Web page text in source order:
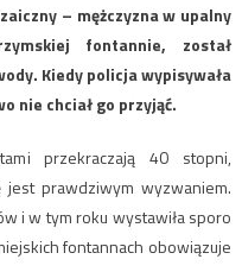
– mężczyzna w upalny
fontannie, został
Kiedy policja wypisywała
nie chciał go przyjąć.
przekraczają 40 stopni,
prawdziwym wyzwaniem.
i w tym roku wystawiła sporo
fontannach obowiązuje